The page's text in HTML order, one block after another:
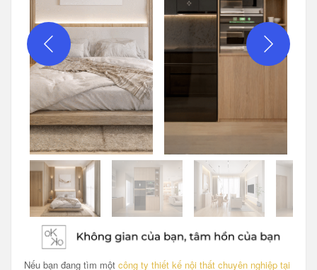
Nếu bạn đang tìm một công ty thiết kế nội thất chuyên nghiệp tại